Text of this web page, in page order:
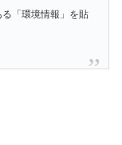
「環境情報」を貼